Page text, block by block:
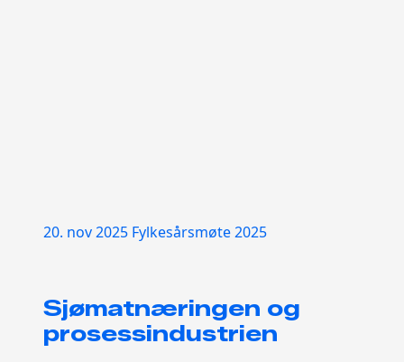
20. nov 2025 Fylkesårsmøte 2025
Sjømatnæringen og
prosessindustrien